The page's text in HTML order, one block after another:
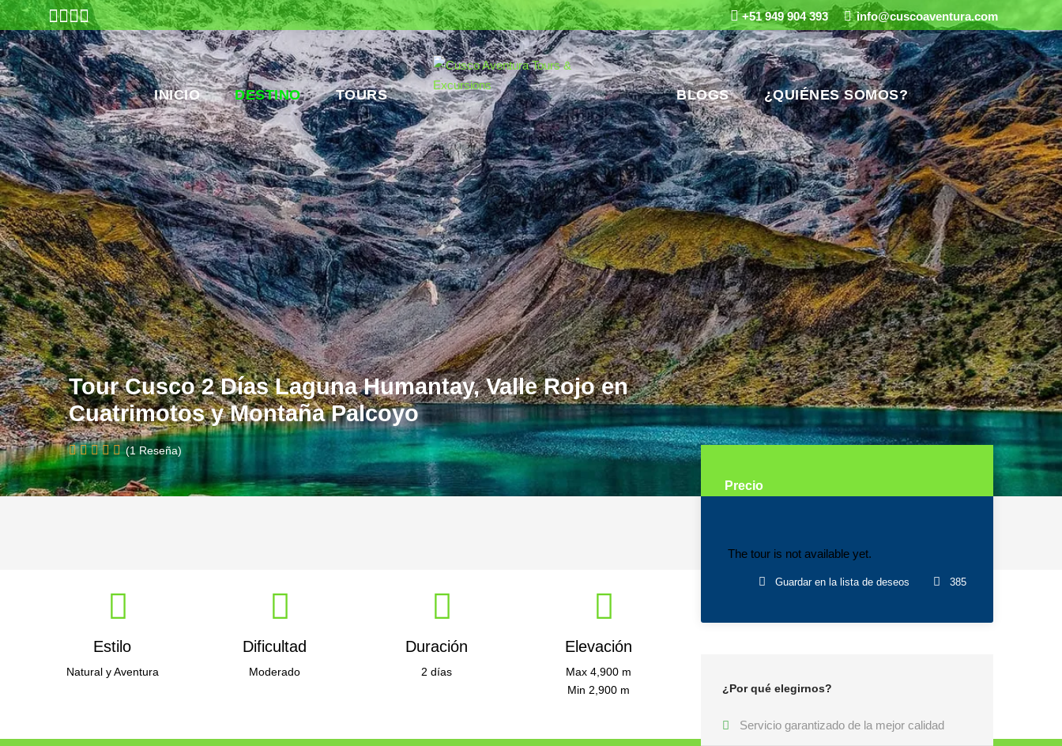
+51 949 904 393 info@cuscoaventura.com
INICIO DESTINO TOURS BLOGS ¿QUIÉNES SOMOS?
Tour Cusco 2 Días Laguna Humantay, Valle Rojo en
Cuatrimotos y Montaña Palcoyo
(1 Reseña)
Precio
The tour is not available yet.
Guardar en la lista de deseos 385
¿Por qué elegirnos?
Servicio garantizado de la mejor calidad
Estilo
Natural y Aventura
Dificultad
Moderado
Duración
2 días
Elevación
Max 4,900 m
Min 2,900 m